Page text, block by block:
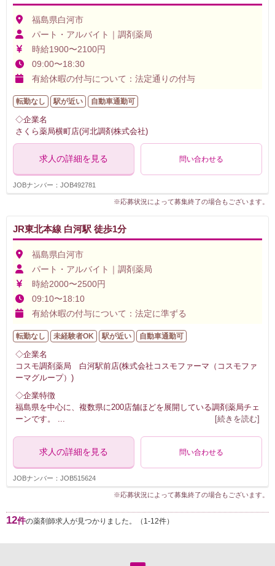
福島県白河市
パート・アルバイト｜調剤薬局
時給1900〜2100円
09:00〜18:30
有給休暇の付与について：法定通りの付与
転勤なし 駅が近い 自動車通勤可
◇企業名
さくら薬局横町店(河北調剤株式会社)
求人の詳細を見る 問い合わせる
JOBナンバー：JOB492781
※応募状況によって募集終了の場合もございます。
JR東北本線 白河駅 徒歩1分
福島県白河市
パート・アルバイト｜調剤薬局
時給2000〜2500円
09:10〜18:10
有給休暇の付与について：法定に準ずる
転勤なし 未経験者OK 駅が近い 自動車通勤可
◇企業名
コスモ調剤薬局 白河駅前店(株式会社コスモファーマ（コスモファ
ーマグループ）)
◇企業特徴
福島県を中心に、複数県に200店舗ほどを展開している調剤薬局チェ
ーンです。
[続きを読む]
求人の詳細を見る 問い合わせる
JOBナンバー：JOB515624
※応募状況によって募集終了の場合もございます。
12件の薬剤師求人が見つかりました。（1-12件）